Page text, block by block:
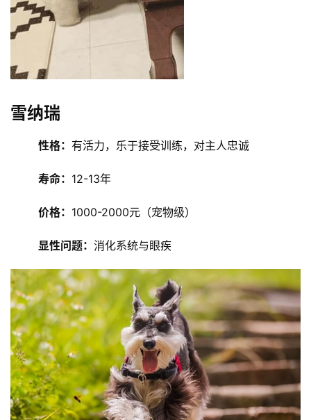
雪纳瑞
性格： 有活力，乐于接受训练，对主人忠诚
寿命： 12-13年
价格： 1000-2000元（宠物级）
显性问题： 消化系统与眼疾